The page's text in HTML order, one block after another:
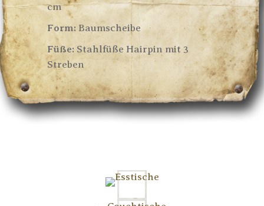
cm
Form: Baumscheibe
Füße: Stahlfüße Hairpin mit 3
Streben